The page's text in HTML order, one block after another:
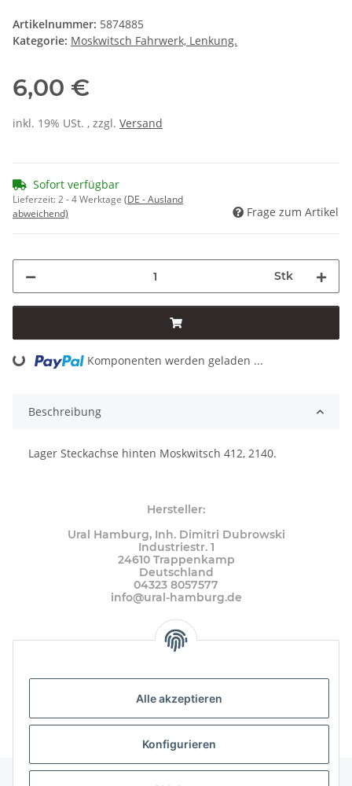
Alle akzeptieren
Konfigurieren
Artikelnummer: 5874885
Kategorie: Moskwitsch Fahrwerk, Lenkung.
6,00 €
inkl. 19% USt. , zzgl. Versand
Sofort verfügbar
Lieferzeit:2 - 4 Werktage (DE - Ausland
abweichend)
Frage zum Artikel
Stk
Loading... Komponenten werden geladen ...
Beschreibung
Lager Steckachse hinten Moskwitsch 412, 2140.
Hersteller:
Ural Hamburg, Inh. Dimitri Dubrowski
Industriestr. 1
24610 Trappenkamp
Deutschland
04323 8057577
info@ural-hamburg.de